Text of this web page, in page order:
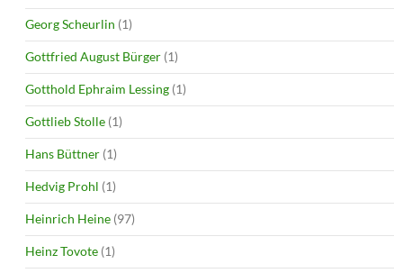
Georg Scheurlin (1)
Gottfried August Bürger (1)
Gotthold Ephraim Lessing (1)
Gottlieb Stolle (1)
Hans Büttner (1)
Hedvig Prohl (1)
Heinrich Heine (97)
Heinz Tovote (1)